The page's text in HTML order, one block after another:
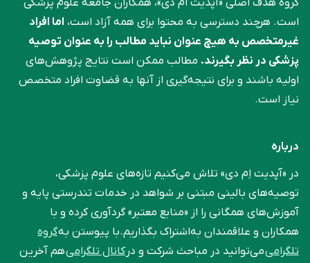
گروه هدف اصلی «آپدیت ام دی»، همکاران جامعه علوم ‌پزشکی
است. هرچند دسترسی به محتوا برای همه آزاد است، اما افراد
غیرمتخصص به هیچ عنوان نباید مطالب را به عنوان توصیه
پزشکی در نظر بگیرند. مطالب ممکن است نتایج پژوهش‌های
اولیه باشند و برای نتیجه‌گیری از آنها به قضاوت افراد متخصص
نیاز است.
درباره
در «آپدیت اِم دی» تلاش می‌کنیم تازه‌های علوم پزشکی،
توصیه‌های بالینی مبتنی بر شواهد در خدمات تندرستی پایه و
آموزش‌های همگانی را از «منابع معتبر» گردآوری کرده و با
همکاران و علاقمندان به‌اشتراک بگذاریم.با پیوستن بهگروه
تلگرامیمی‌توانید در مباحث شرکت و درکانال تلگرامیهم آخرین